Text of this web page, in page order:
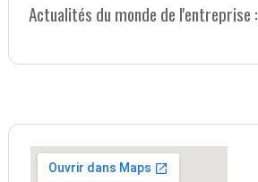
Actualités du monde de l'entreprise :